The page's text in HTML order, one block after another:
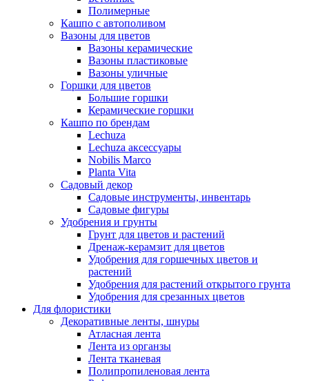
Полимерные
Кашпо с автополивом
Вазоны для цветов
Вазоны керамические
Вазоны пластиковые
Вазоны уличные
Горшки для цветов
Большие горшки
Керамические горшки
Кашпо по брендам
Lechuza
Lechuza аксессуары
Nobilis Marco
Planta Vita
Садовый декор
Садовые инструменты, инвентарь
Садовые фигуры
Удобрения и грунты
Грунт для цветов и растений
Дренаж-керамзит для цветов
Удобрения для горшечных цветов и
растений
Удобрения для растений открытого грунта
Удобрения для срезанных цветов
Для флористики
Декоративные ленты, шнуры
Атласная лента
Лента из органзы
Лента тканевая
Полипропиленовая лента